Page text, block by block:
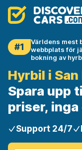
#1
Världens mest
webbplats för
bokning av
Hyrbil i
Spara upp
priser,
Support 24/7